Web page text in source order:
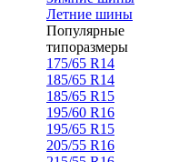
Летние шины
Популярные
типоразмеры
175/65 R14
185/65 R14
185/65 R15
195/60 R16
195/65 R15
205/55 R16